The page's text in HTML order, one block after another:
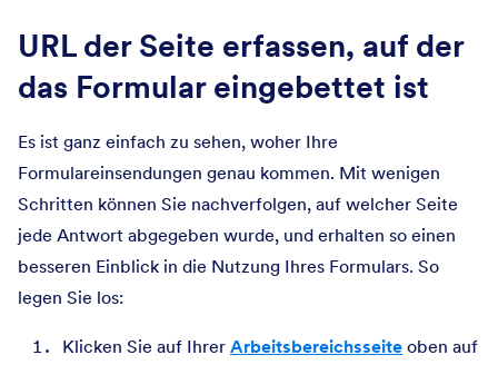
URL der Seite erfassen, auf der
das Formular eingebettet ist
Es ist ganz einfach zu sehen, woher Ihre
Formulareinsendungen genau kommen. Mit wenigen
Schritten können Sie nachverfolgen, auf welcher Seite
jede Antwort abgegeben wurde, und erhalten so einen
besseren Einblick in die Nutzung Ihres Formulars. So
legen Sie los:
Klicken Sie auf Ihrer Arbeitsbereichsseite oben auf